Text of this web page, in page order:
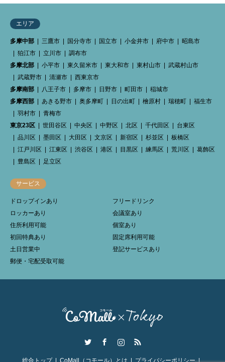
エリア
多摩中部 三鷹市 国分寺市 国立市 小金井市 府中市
昭島市
狛江市
立川市
調布市
多摩北部
小平市 東久留米市 東大和市 東村山市
武蔵村山市
武蔵野市
清瀬市
西東京市
多摩南部
八王子市 多摩市 日野市 町田市
稲城市
多摩西部
あきる野市 奥多摩町 日の出町 檜原村 瑞穂町
福生市
羽村市
青梅市
東京23区
世田谷区 中央区 中野区 北区 千代田区
台東区
品川区
墨田区 大田区 文京区 新宿区 杉並区
板橋区
江戸川区
江東区 渋谷区 港区 目黒区 練馬区 荒川区
葛飾区
豊島区
足立区
サービス
ドロップインあり
フリードリンク
ロッカーあり
会議室あり
住所利用可能
個室あり
初回特典あり
固定席利用可能
土日営業中
登記サービスあり
郵便・宅配受取可能
RSS
総合トップ CoMall（コモール）とは プライバシーポリシー